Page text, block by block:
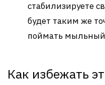
стабилизируете
будет таким же
поймать
Как избежать